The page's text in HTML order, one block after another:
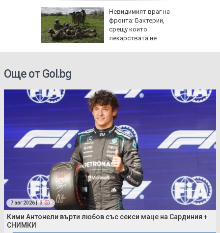
Невидимият враг на
фронта: Бактерии,
срещу които
лекарствата не
действат
Още от Gol.bg
7 авг 2026 | 3
Кими Антонели върти любов със секси маце на Сардиния +
СНИМКИ